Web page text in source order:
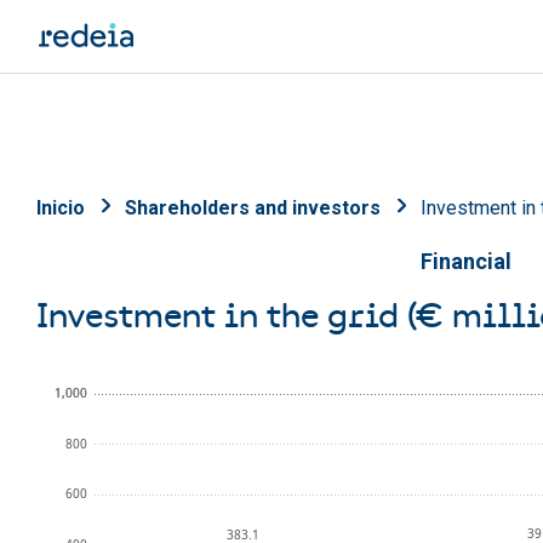
Breadcrumb
Inicio Shareholders and investors Investment in
Financial
Investment in the grid (€
600
800
1,000
1,000
383.1